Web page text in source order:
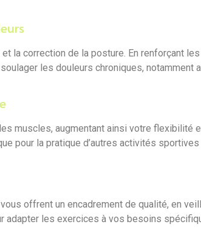
la correction de la posture. En renforçant
les douleurs chroniques, notamment
muscles, augmentant ainsi votre flexibilité
pour la pratique d’autres activités
offrent un encadrement de qualité, en
les exercices à vos besoins